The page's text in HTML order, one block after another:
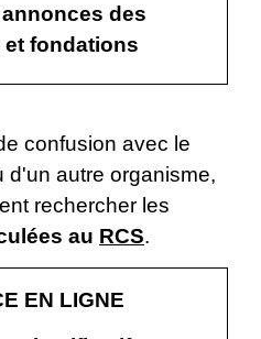
des
fondations
confusion avec le
d'un autre organisme,
rechercher les
au RCS.
EN LIGNE